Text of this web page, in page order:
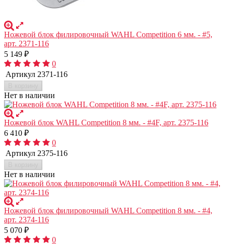
Ножевой блок филировочный WAHL Competition 6 мм. - #5,
арт. 2371-116
5 149 ₽
0
Артикул 2371-116
Нет в наличии
Ножевой блок WAHL Competition 8 мм. - #4F, арт. 2375-116
6 410 ₽
0
Артикул 2375-116
Нет в наличии
Ножевой блок филировочный WAHL Competition 8 мм. - #4,
арт. 2374-116
5 070 ₽
0